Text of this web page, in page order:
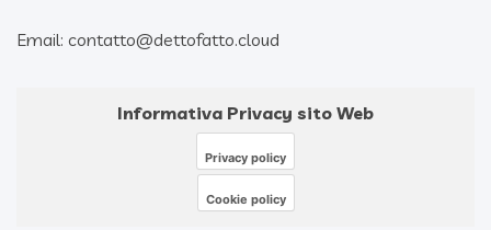
Email: contatto@dettofatto.cloud
Informativa Privacy sito Web
Privacy policy
Cookie policy